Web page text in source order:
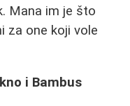
Mana im je što
za one koji vole
i Bambus